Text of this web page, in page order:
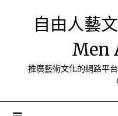
自由人藝
Men
推廣藝術文化的網路平